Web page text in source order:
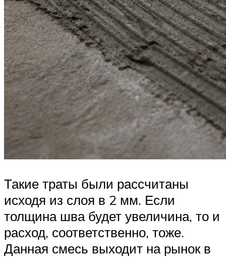
Такие траты были рассчитаны
исходя из слоя в 2 мм. Если
толщина шва будет увеличина, то и
расход, соответственно, тоже.
Данная смесь выходит на рынок в